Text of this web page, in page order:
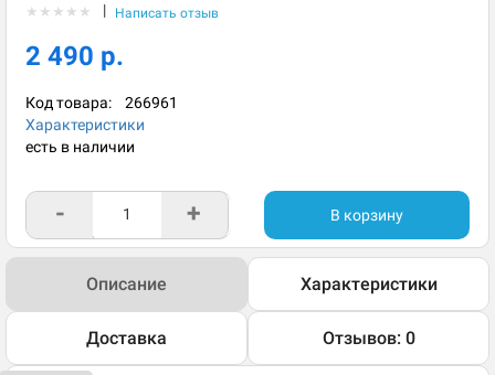
★ ★ ★ ★ ★ | Написать отзыв
2 490 р.
Код товара: 266961
Характеристики
есть в наличии
- + В корзину
Описание Характеристики
Доставка Отзывов: 0